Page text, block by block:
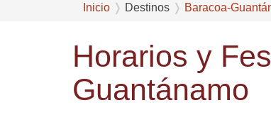
Inicio Destinos Baracoa-
Horarios y
Guantánamo